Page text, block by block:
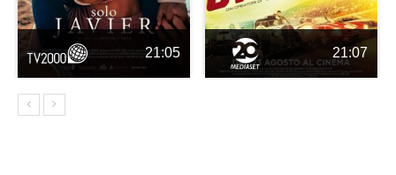
21:05 21:07